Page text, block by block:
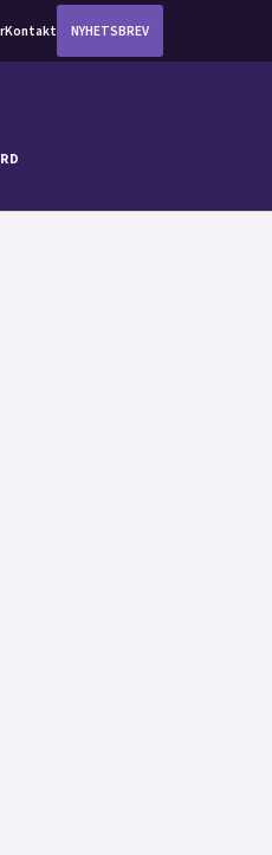
Kontakt NYHETSBREV